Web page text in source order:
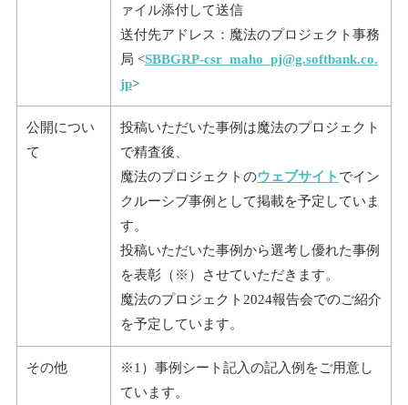
ァイル添付して送信
送付先アドレス：魔法のプロジェクト事務
局 <SBBGRP-csr_maho_pj@g.softbank.co.
jp>
公開につい
て
投稿いただいた事例は魔法のプロジェクト
で精査後、
魔法のプロジェクトのウェブサイト でイン
クルーシブ事例として掲載を予定していま
す。
投稿いただいた事例から選考し優れた事例
を表彰（※）させていただきます。
魔法のプロジェクト2024報告会でのご紹介
を予定しています。
その他
※1）事例シート記入の記入例をご用意し
ています。